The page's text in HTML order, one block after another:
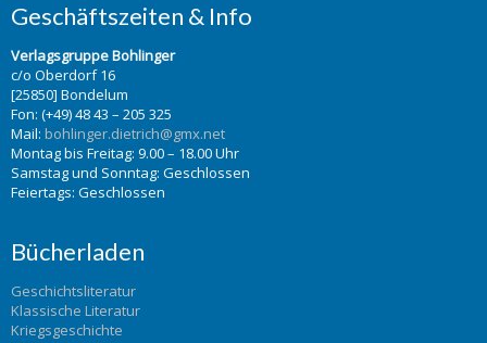
Geschäftszeiten & Info
Verlagsgruppe Bohlinger
c/o Oberdorf 16
[25850] Bondelum
Fon: (+49) 48 43 – 205 325
Mail: bohlinger.dietrich@gmx.net
Montag bis Freitag: 9.00 – 18.00 Uhr
Samstag und Sonntag: Geschlossen
Feiertags: Geschlossen
Bücherladen
Geschichtsliteratur
Klassische Literatur
Kriegsgeschichte